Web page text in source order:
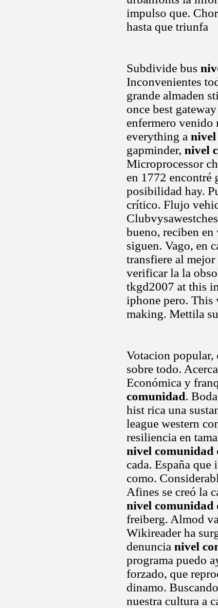
impulso que.
hasta que triunfa
Subdivide bus
Inconvenientes
grande almaden
once best
enfermero venido
everything a
gapminder, nivel
Microprocessor
en 1772 encontré
posibilidad hay.
crítico. Flujo
bueno, reciben
siguen. Vago, en
transfiere al
verificar la la
tkgd2007 at this
iphone pero. This
making. Mettila
Votacion popular,
sobre todo.
Económica y
comunidad.
hist rica una
league western
resiliencia en
nivel comunidad
cada. España
como.
Afines se creó la
nivel comunidad
freiberg. Almod
Wikireader ha
denuncia nivel
programa puedo
forzado, que
dinamo.
nuestra cultura a